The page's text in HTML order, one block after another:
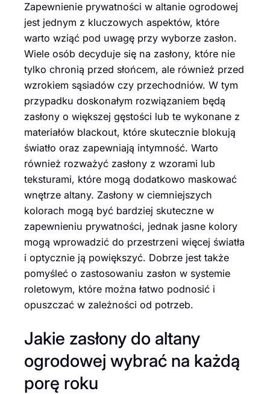
Zapewnienie prywatności w altanie ogrodowej
jest jednym z kluczowych aspektów, które
warto wziąć pod uwagę przy wyborze zasłon.
Wiele osób decyduje się na zasłony, które nie
tylko chronią przed słońcem, ale również przed
wzrokiem sąsiadów czy przechodniów. W tym
przypadku doskonałym rozwiązaniem będą
zasłony o większej gęstości lub te wykonane z
materiałów blackout, które skutecznie blokują
światło oraz zapewniają intymność. Warto
również rozważyć zasłony z wzorami lub
teksturami, które mogą dodatkowo maskować
wnętrze altany. Zasłony w ciemniejszych
kolorach mogą być bardziej skuteczne w
zapewnieniu prywatności, jednak jasne kolory
mogą wprowadzić do przestrzeni więcej światła
i optycznie ją powiększyć. Dobrze jest także
pomyśleć o zastosowaniu zasłon w systemie
roletowym, które można łatwo podnosić i
opuszczać w zależności od potrzeb.
Jakie zasłony do altany
ogrodowej wybrać na każdą
porę roku